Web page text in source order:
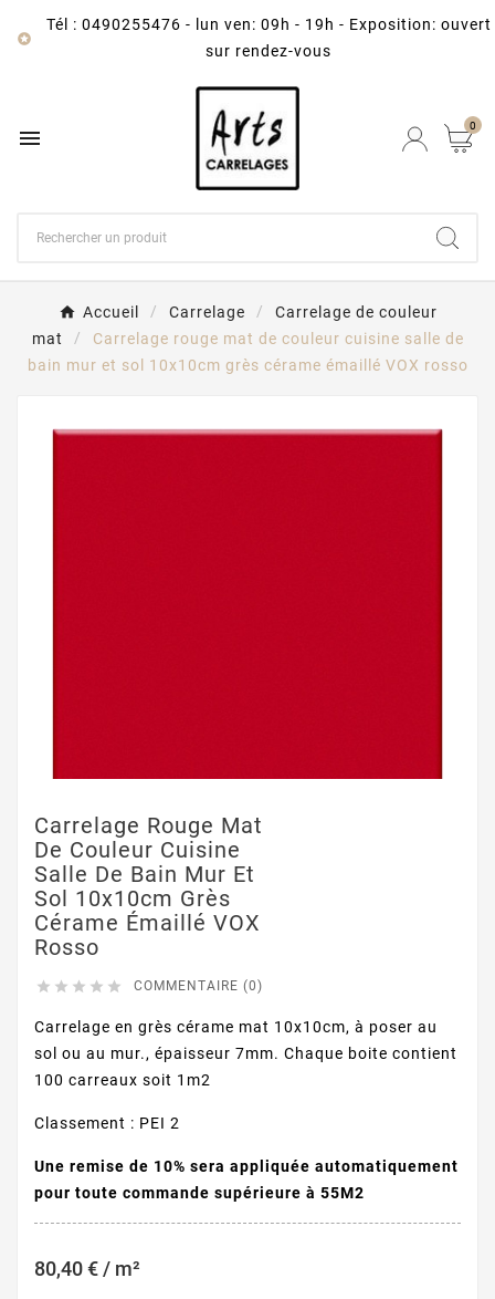

Tél : 0490255476 -
lun ven: 09h - 19h - Exposition: ouvert
sur rendez-vous
 0
Accueil Carrelage
Carrelage de couleur
mat
Carrelage rouge mat de couleur cuisine salle de
bain mur et sol 10x10cm grès cérame émaillé VOX rosso
Carrelage Rouge Mat
De Couleur Cuisine
Salle De Bain Mur Et
Sol 10x10cm Grès
Cérame Émaillé VOX
Rosso
     COMMENTAIRE (0)
Carrelage en grès cérame mat 10x10cm, à poser au
sol ou au mur., épaisseur 7mm. Chaque boite contient
100 carreaux soit 1m2
Classement : PEI 2
Une remise de 10% sera appliquée automatiquement
pour toute commande supérieure à 55M2
80,40 € / m²